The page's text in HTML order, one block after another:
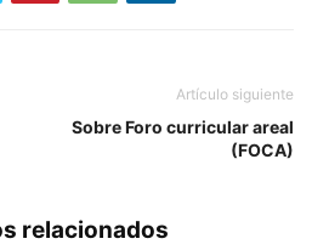
Artículo siguiente
Sobre Foro curricular areal
(FOCA)
relacionados